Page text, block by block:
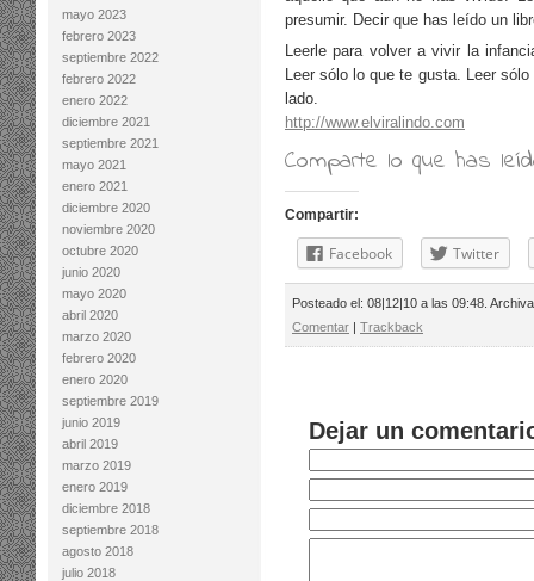
mayo 2023
febrero 2023
septiembre 2022
febrero 2022
enero 2022
diciembre 2021
septiembre 2021
mayo 2021
enero 2021
diciembre 2020
noviembre 2020
octubre 2020
junio 2020
mayo 2020
abril 2020
marzo 2020
febrero 2020
enero 2020
septiembre 2019
junio 2019
abril 2019
marzo 2019
enero 2019
diciembre 2018
septiembre 2018
agosto 2018
julio 2018
presumir. Decir que has leído un
Leerle para volver a vivir la
Leer sólo lo que te gusta. Leer
lado.
http://www.elviralindo.com
Comparte lo que has
Compartir:
Facebook Twitter
Posteado el: 08|12|10 a las 09:48.
Comentar
Trackback
Dejar un